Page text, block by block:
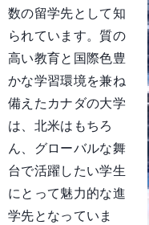
数の留学先として知
られています。質の
高い教育と国際色豊
かな学習環境を兼ね
備えたカナダの大学
は、北米はもちろ
ん、グローバルな舞
台で活躍したい学生
にとって魅力的な進
学先となっていま